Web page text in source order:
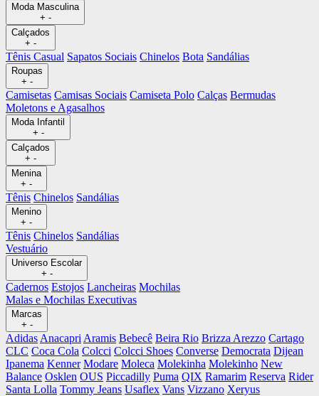
Moda Masculina
+ -
Calçados
+ -
Tênis Casual Sapatos Sociais Chinelos Bota Sandálias
Roupas
+ -
Camisetas Camisas Sociais Camiseta Polo Calças Bermudas
Moletons e Agasalhos
Moda Infantil
+ -
Calçados
+ -
Menina
+ -
Tênis Chinelos Sandálias
Menino
+ -
Tênis Chinelos Sandálias
Vestuário
Universo Escolar
+ -
Cadernos Estojos Lancheiras Mochilas
Malas e Mochilas Executivas
Marcas
+ -
Adidas Anacapri Aramis Bebecê Beira Rio Brizza Arezzo Cartago
CLC Coca Cola Colcci Colcci Shoes Converse Democrata Dijean
Ipanema Kenner Modare Moleca Molekinha Molekinho New
Balance Osklen OUS Piccadilly Puma QIX Ramarim Reserva Rider
Santa Lolla Tommy Jeans Usaflex Vans Vizzano Xeryus